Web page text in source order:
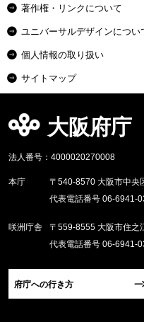
著作権・リンクについて
ユニバーサルデザインについ
個人情報の取り扱い
サイトマップ
大阪府庁
法人番号：4000020270008
本庁
〒540-8570 大阪市中央
代表電話番号 06-6941-
咲洲庁舎
〒559-8555 大阪市住之
代表電話番号 06-6941-
府庁への行き方